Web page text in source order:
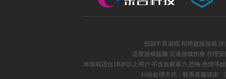
抵制不良游戏 拒绝盗版游戏
适度游戏益脑 沉迷游戏伤身 合理
本游戏适合18岁以上用户 不含血腥暴力,恐怖,色情等
纠纷处理方式：联系客服或依